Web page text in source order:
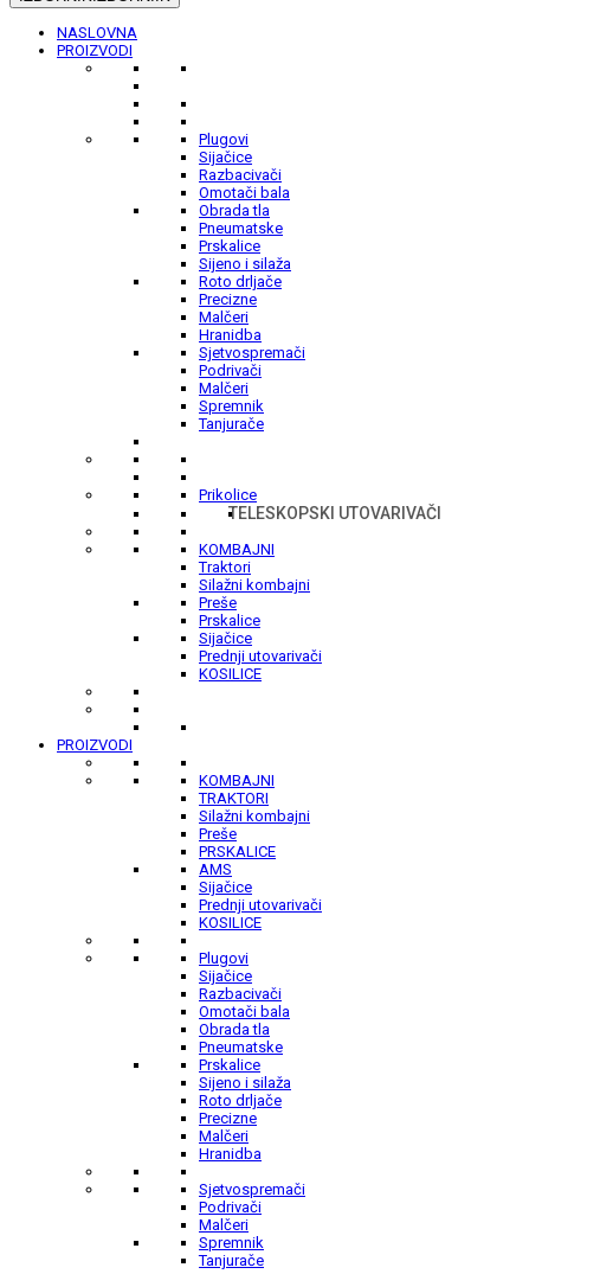
NASLOVNA
PROIZVODI
Plugovi
Sijačice
Razbacivači
Omotači bala
Obrada tla
Pneumatske
Prskalice
Sijeno i silaža
Roto drljače
Precizne
Malčeri
Hranidba
Sjetvospremači
Podrivači
Malčeri
Spremnik
Tanjurače
Prikolice
TELESKOPSKI UTOVARIVAČI
KOMBAJNI
Traktori
Silažni kombajni
Preše
Prskalice
Sijačice
Prednji utovarivači
KOSILICE
PROIZVODI
KOMBAJNI
TRAKTORI
Silažni kombajni
Preše
PRSKALICE
AMS
Sijačice
Prednji utovarivači
KOSILICE
Plugovi
Sijačice
Razbacivači
Omotači bala
Obrada tla
Pneumatske
Prskalice
Sijeno i silaža
Roto drljače
Precizne
Malčeri
Hranidba
Sjetvospremači
Podrivači
Malčeri
Spremnik
Tanjurače